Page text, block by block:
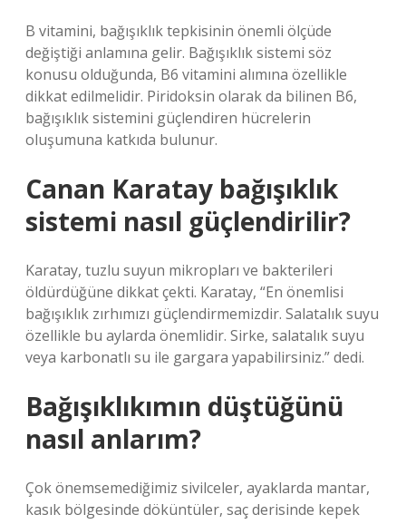
B vitamini, bağışıklık tepkisinin önemli ölçüde
değiştiği anlamına gelir. Bağışıklık sistemi söz
konusu olduğunda, B6 vitamini alımına özellikle
dikkat edilmelidir. Piridoksin olarak da bilinen B6,
bağışıklık sistemini güçlendiren hücrelerin
oluşumuna katkıda bulunur.
Canan Karatay bağışıklık
sistemi nasıl güçlendirilir?
Karatay, tuzlu suyun mikropları ve bakterileri
öldürdüğüne dikkat çekti. Karatay, “En önemlisi
bağışıklık zırhımızı güçlendirmemizdir. Salatalık suyu
özellikle bu aylarda önemlidir. Sirke, salatalık suyu
veya karbonatlı su ile gargara yapabilirsiniz.” dedi.
Bağışıklıkımın düştüğünü
nasıl anlarım?
Çok önemsemediğimiz sivilceler, ayaklarda mantar,
kasık bölgesinde döküntüler, saç derisinde kepek